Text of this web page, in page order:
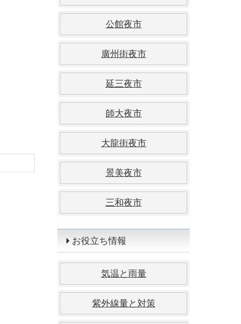
公館夜市
廣州街夜市
延三夜市
師大夜市
大龍街夜市
景美夜市
三和夜市
お役立ち情報
気温と雨量
紫外線量と対策